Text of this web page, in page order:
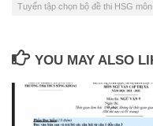
Tuyển tập chọn bộ đề thi HSG
YOU MAY ALSO